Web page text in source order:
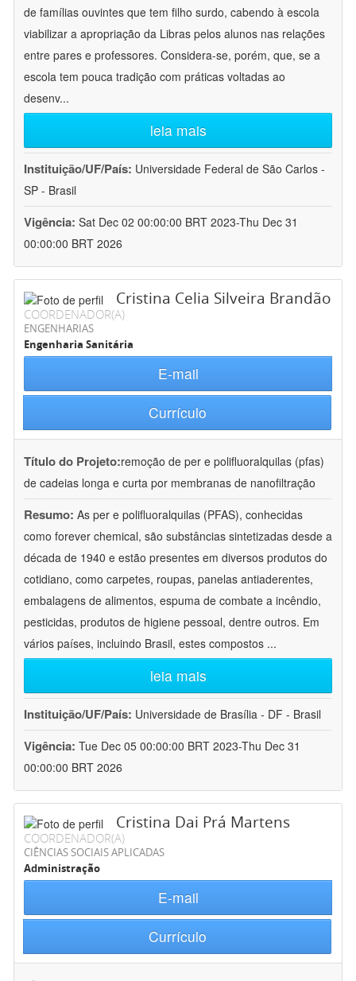
de famílias ouvintes que tem filho surdo, cabendo à escola
viabilizar a apropriação da Libras pelos alunos nas relações
entre pares e professores. Considera-se, porém, que, se a
escola tem pouca tradição com práticas voltadas ao
desenv...
leia mais
Instituição/UF/País: Universidade Federal de São Carlos -
SP - Brasil
Vigência: Sat Dec 02 00:00:00 BRT 2023-Thu Dec 31
00:00:00 BRT 2026
Cristina Celia Silveira Brandão
COORDENADOR(A)
ENGENHARIAS
Engenharia Sanitária
E-mail
Currículo
Título do Projeto:remoção de per e polifluoralquilas (pfas)
de cadeias longa e curta por membranas de nanofiltração
Resumo: As per e polifluoralquilas (PFAS), conhecidas
como forever chemical, são substâncias sintetizadas desde a
década de 1940 e estão presentes em diversos produtos do
cotidiano, como carpetes, roupas, panelas antiaderentes,
embalagens de alimentos, espuma de combate a incêndio,
pesticidas, produtos de higiene pessoal, dentre outros. Em
vários países, incluindo Brasil, estes compostos ...
leia mais
Instituição/UF/País: Universidade de Brasília - DF - Brasil
Vigência: Tue Dec 05 00:00:00 BRT 2023-Thu Dec 31
00:00:00 BRT 2026
Cristina Dai Prá Martens
COORDENADOR(A)
CIÊNCIAS SOCIAIS APLICADAS
Administração
E-mail
Currículo